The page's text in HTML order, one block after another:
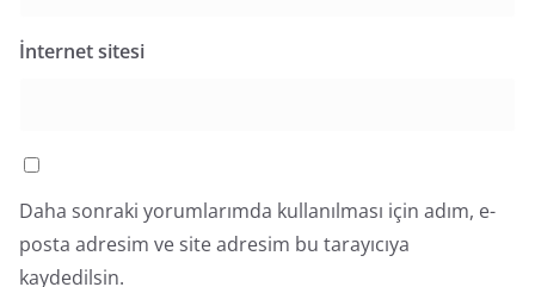
İnternet sitesi
Daha sonraki yorumlarımda kullanılması için adım, e-
posta adresim ve site adresim bu tarayıcıya
kaydedilsin.